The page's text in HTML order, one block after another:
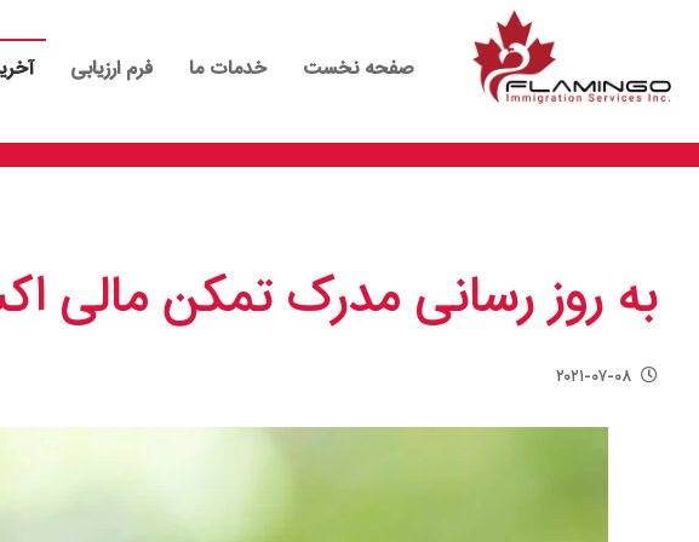
صفحه نخست خدمات ما فرم ارزیابی
به روز رسانی مدرک تمکن مالی
۲۰۲۱-۰۷-۰۸